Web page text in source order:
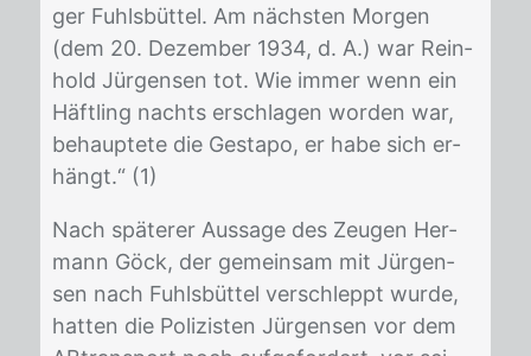
ger Fuhls­büt­tel. Am nächs­ten Mor­gen
(dem 20. De­zem­ber 1934, d. A.) war Rein­
hold Jür­gen­sen tot. Wie im­mer wenn ein
Häft­ling nachts er­schla­gen wor­den war,
be­haup­te­te die Ge­sta­po, er habe sich er­
hängt.“ (1)
Nach spä­te­rer Aus­sa­ge des Zeu­gen Her­
mann Göck, der ge­mein­sam mit Jür­gen­
sen nach Fuhls­büt­tel ver­schleppt wur­de,
hat­ten die Po­li­zis­ten Jür­gen­sen vor dem